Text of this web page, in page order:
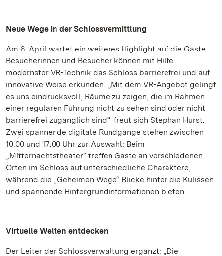
Neue Wege in der Schlossvermittlung
Am 6. April wartet ein weiteres Highlight auf die Gäste.
Besucherinnen und Besucher können mit Hilfe
modernster VR-Technik das Schloss barrierefrei und auf
innovative Weise erkunden. „Mit dem VR-Angebot gelingt
es uns eindrucksvoll, Räume zu zeigen, die im Rahmen
einer regulären Führung nicht zu sehen sind oder nicht
barrierefrei zugänglich sind“, freut sich Stephan Hurst.
Zwei spannende digitale Rundgänge stehen zwischen
10.00 und 17.00 Uhr zur Auswahl: Beim
„Mitternachtstheater“ treffen Gäste an verschiedenen
Orten im Schloss auf unterschiedliche Charaktere,
während die „Geheimen Wege“ Blicke hinter die Kulissen
und spannende Hintergrundinformationen bieten.
Virtuelle Welten entdecken
Der Leiter der Schlossverwaltung ergänzt: „Die